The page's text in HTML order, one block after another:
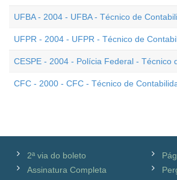
UFBA - 2004 - UFBA - Técnico de
UFPR - 2004 - UFPR - Técnico de
CESPE - 2004 - Polícia Federal - Técnico
CFC - 2000 - CFC - Técnico de
2ª via do boleto
Assinatura Completa